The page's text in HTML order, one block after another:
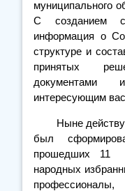
муниципального
С созданием
информация о
структуре и
принятых
документами
интересующим
Ныне
был
прошедших 11
народных